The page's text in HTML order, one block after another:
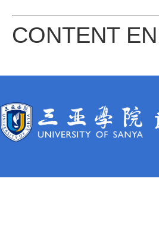
CONTENT